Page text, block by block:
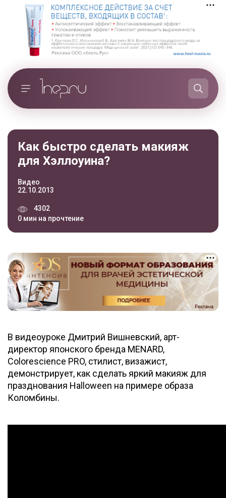
Как быстро сделать макияж
для Хэллоуина?
Видео
22.10.2013
4302
0 мин на прочтение
В видеоуроке Дмитрий Вишневский, арт-
директор японского бренда MENARD,
Colorescience PRO, стилист, визажист,
демонстрирует, как сделать яркий макияж для
празднования Halloween на примере образа
Коломбины.